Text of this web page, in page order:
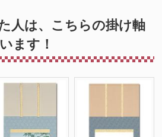
人は、こちらの掛け軸
ます！